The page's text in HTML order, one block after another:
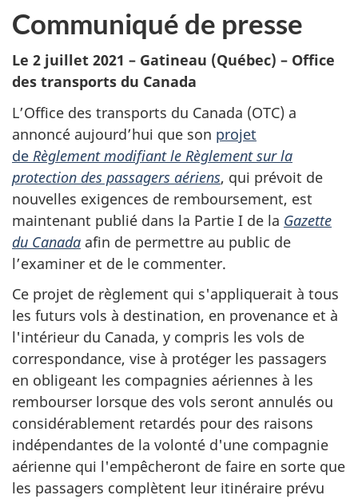
Communiqué de presse
Le 2 juillet 2021 – Gatineau (Québec) – Office
des transports du Canada
L’Office des transports du Canada (OTC) a
annoncé aujourd’hui que son projet
de Règlement modifiant le Règlement sur la
protection des passagers aériens, qui prévoit de
nouvelles exigences de remboursement, est
maintenant publié dans la Partie I de la Gazette
du Canada afin de permettre au public de
l’examiner et de le commenter.
Ce projet de règlement qui s'appliquerait à tous
les futurs vols à destination, en provenance et à
l'intérieur du Canada, y compris les vols de
correspondance, vise à protéger les passagers
en obligeant les compagnies aériennes à les
rembourser lorsque des vols seront annulés ou
considérablement retardés pour des raisons
indépendantes de la volonté d'une compagnie
aérienne qui l'empêcheront de faire en sorte que
les passagers complètent leur itinéraire prévu